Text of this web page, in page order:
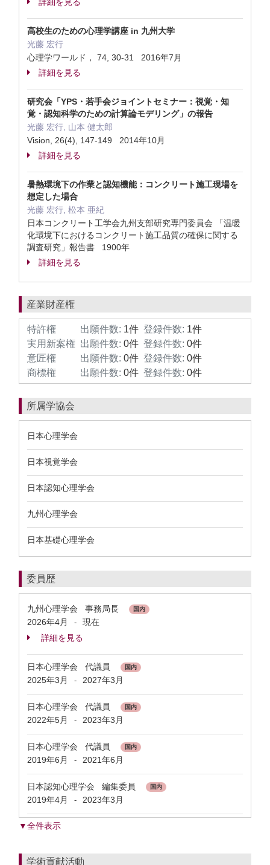
高校生のための心理学講座 in 九州大学
光藤 宏行
心理学ワールド， 74, 30-31 2016年7月
詳細を見る
研究会「YPS・若手会ジョイントセミナー：視覚・知
覚・認知科学のための計算論モデリング」の報告
光藤 宏行, 山本 健太郎
Vision, 26(4), 147-149 2014年10月
詳細を見る
暑熱環境下の作業と認知機能：コンクリート施工現場を
想定した場合
光藤 宏行, 松本 亜紀
日本コンクリート工学会九州支部研究専門委員会 「温暖
化環境下におけるコンクリート施工品質の確保に関する
調査研究」報告書 1900年
詳細を見る
産業財産権
特許権 出願件数: 1件 登録件数: 1件
実用新案権 出願件数: 0件 登録件数: 0件
意匠権
出願件数: 0件 登録件数: 0件
商標権
出願件数: 0件 登録件数: 0件
所属学協会
日本心理学会
日本視覚学会
日本認知心理学会
九州心理学会
日本基礎心理学会
委員歴
九州心理学会 事務局長 国内
2026年4月 -
現在
詳細を見る
日本心理学会 代議員 国内
2025年3月 - 2027年3月
日本心理学会 代議員 国内
2022年5月 - 2023年3月
日本心理学会 代議員 国内
2019年6月 - 2021年6月
日本認知心理学会 編集委員 国内
2019年4月 - 2023年3月
▼全件表示
学術貢献活動